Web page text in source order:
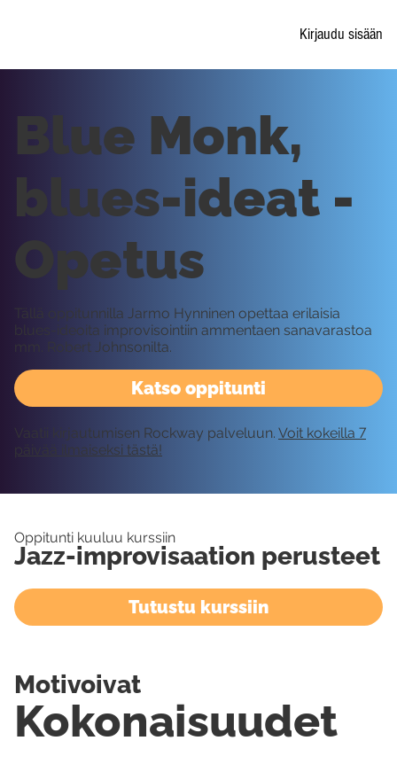
Kirjaudu sisään
Katso oppitunti
Blue Monk,
blues-ideat -
Opetus
Tällä oppitunnilla Jarmo Hynninen opettaa erilaisia
blues-ideoita improvisointiin ammentaen sanavarastoa
mm. Robert Johnsonilta.
Vaatii kirjautumisen Rockway palveluun. Voit kokeilla 7
päivää ilmaiseksi tästä!
Oppitunti kuuluu kurssiin
Jazz-improvisaation perusteet
Tutustu kurssiin
Kokonaisuudet
Motivoivat